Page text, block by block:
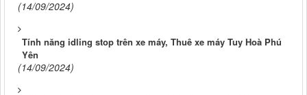
(14/09/2024)
Tính năng idling stop trên xe máy, Thuê xe máy Tuy Hoà Phú
Yên
(14/09/2024)